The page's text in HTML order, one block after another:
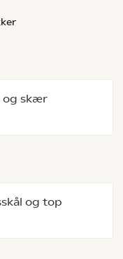
og skær
og top